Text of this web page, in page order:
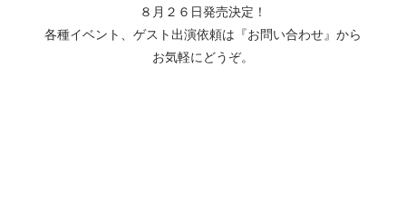
８月２６日発売決定！
各種イベント、ゲスト出演依頼は『お問い合わせ』から
お気軽にどうぞ。